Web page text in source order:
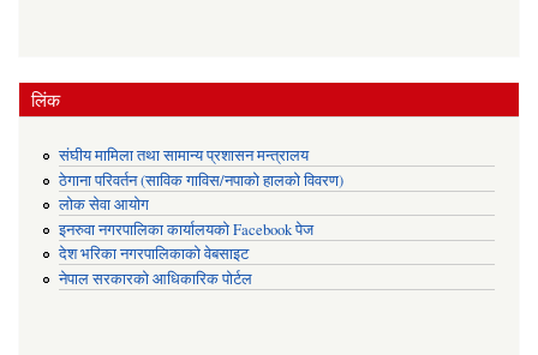
लिंक
संघीय मामिला तथा सामान्य प्रशासन मन्त्रालय
ठेगाना परिवर्तन (साविक गाविस/नपाको हालको विवरण)
लोक सेवा आयोग
इनरुवा नगरपालिका कार्यालयको Facebook पेज
देश भरिका नगरपालिकाको वेबसाइट
नेपाल सरकारको आधिकारिक पोर्टल